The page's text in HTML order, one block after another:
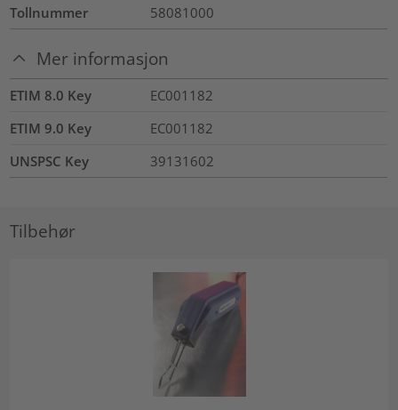
Tollnummer 58081000
Mer informasjon
ETIM 8.0 Key
EC001182
ETIM 9.0 Key
EC001182
UNSPSC Key
39131602
Tilbehør